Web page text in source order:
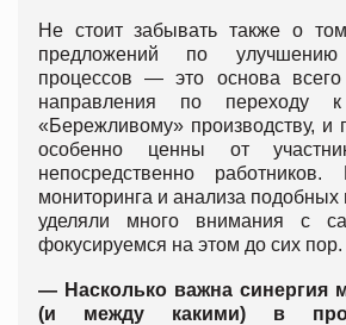
Не стоит забывать также о
предложений по улучшению
процессов — это основа всего
направления по переходу к
«Бережливому» производству, и
особенно ценны от
непосредственно
мониторинга и анализа
уделяли много внимания с
фокусируемся на этом до сих пор.
— Насколько важна синергия
(и между какими) в